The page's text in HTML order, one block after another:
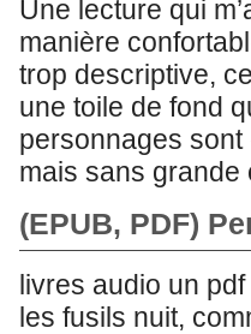
Une lecture qui
manière
trop descriptive,
une toile de fond
personnages
mais sans grande
(EPUB, PDF)
livres audio un
les fusils nuit,